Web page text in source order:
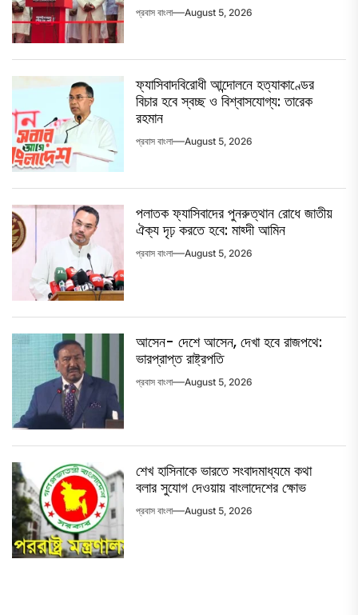
প্রবাস বাংলা August 5, 2026
ফ্যাসিবাদবিরোধী আন্দোলনে হত্যাকাণ্ডের
বিচার হবে স্বচ্ছ ও বিশ্বাসযোগ্য: তারেক
রহমান
প্রবাস বাংলা August 5, 2026
পলাতক ফ্যাসিবাদের পুনরুত্থান রোধে জাতীয়
ঐক্য দৃঢ় করতে হবে: মাহ্দী আমিন
প্রবাস বাংলা August 5, 2026
আসেন- দেশে আসেন, দেখা হবে রাজপথে:
ভারপ্রাপ্ত রাষ্ট্রপতি
প্রবাস বাংলা August 5, 2026
শেখ হাসিনাকে ভারতে সংবাদমাধ্যমে কথা
বলার সুযোগ দেওয়ায় বাংলাদেশের ক্ষোভ
প্রবাস বাংলা August 5, 2026